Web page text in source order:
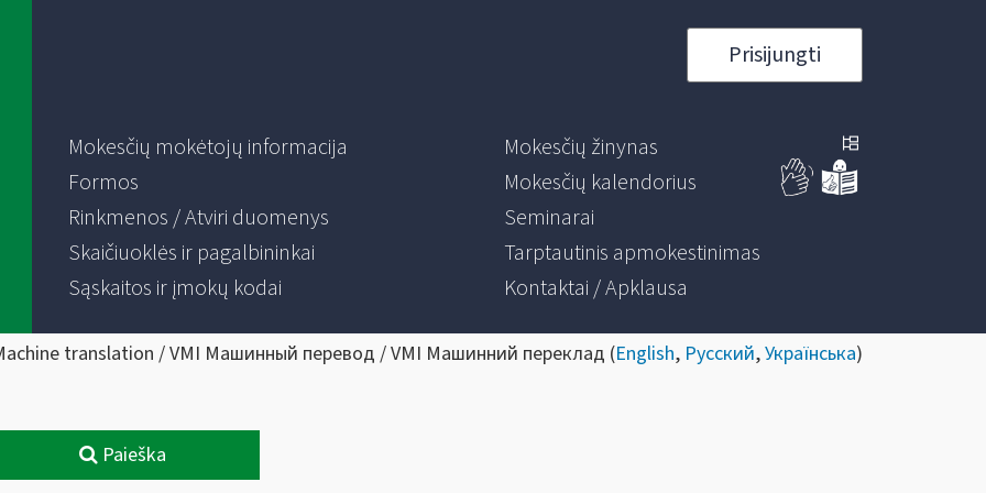
Prisijungti
Mokesčių mokėtojų informacija
Formos
Rinkmenos / Atviri duomenys
Skaičiuoklės ir pagalbininkai
Sąskaitos ir įmokų kodai
Mokesčių žinynas
Mokesčių kalendorius
Seminarai
Tarptautinis apmokestinimas
Kontaktai / Apklausa
translation / VMI Машинный перевод / VMI Машинний переклад (English, Русский,Українська)
Paieška